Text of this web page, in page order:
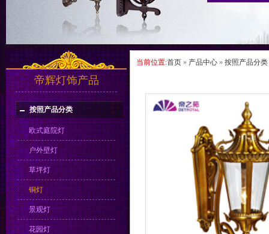
帝辉灯饰产品
按照产品分类
欧式庭院灯
户外壁灯
草坪灯
铜灯
景观灯
花园灯
当前位置:首页 » 产品中心 » 按照产品分类